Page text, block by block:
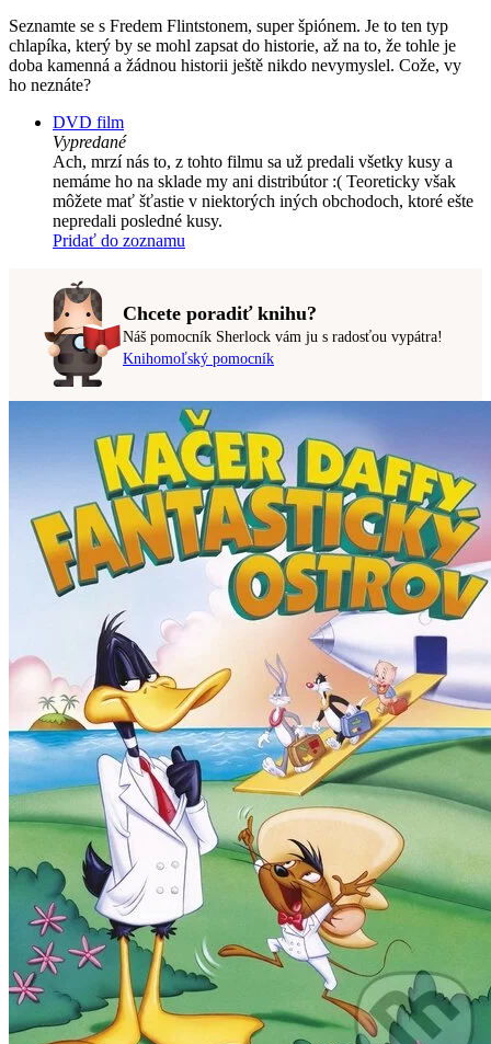
Seznamte se s Fredem Flintstonem, super špiónem. Je to ten typ
chlapíka, který by se mohl zapsat do historie, až na to, že tohle je
doba kamenná a žádnou historii ještě nikdo nevymyslel. Cože, vy
ho neznáte?
DVD film
Vypredané
Ach, mrzí nás to, z tohto filmu sa už predali všetky kusy a
nemáme ho na sklade my ani distribútor :( Teoreticky však
môžete mať šťastie v niektorých iných obchodoch, ktoré ešte
nepredali posledné kusy.
Pridať do zoznamu
Chcete poradiť knihu?
Náš pomocník Sherlock vám ju s radosťou vypátra!
Knihomoľský pomocník